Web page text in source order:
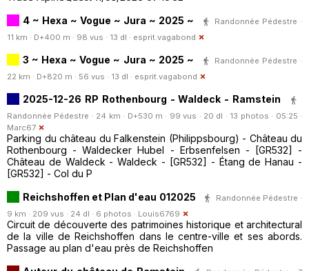
4 ~ Hexa ~ Vogue ~ Jura ~ 2025 ~
Randonnée Pédestre ·
11 km · D+400 m · 98 vus · 13 dl · esprit.vagabond
3 ~ Hexa ~ Vogue ~ Jura ~ 2025 ~
Randonnée Pédestre ·
22 km · D+820 m · 56 vus · 13 dl · esprit.vagabond
2025-12-26 RP Rothenbourg - Waldeck - Ramstein
Randonnée Pédestre · 24 km · D+530 m · 99 vus · 20 dl · 13 photos · 05:25 ·
Marc67
Parking du château du Falkenstein (Philippsbourg) - Château du
Rothenbourg - Waldecker Hubel - Erbsenfelsen - [GR532] -
Château de Waldeck - Waldeck - [GR532] - Étang de Hanau -
[GR532] - Col du P
Reichshoffen et Plan d'eau 012025
Randonnée Pédestre ·
9 km · 209 vus · 24 dl · 6 photos · Louis6769
Circuit de découverte des patrimoines historique et architectural
de la ville de Reichshoffen dans le centre-ville et ses abords.
Passage au plan d'eau près de Reichshoffen